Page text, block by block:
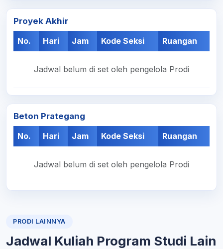
Proyek Akhir
No.
Hari Jam Kode Seksi Ruangan
Jadwal belum di set oleh pengelola Prodi
Beton Prategang
No.
Hari Jam Kode Seksi Ruangan
Jadwal belum di set oleh pengelola Prodi
PRODI LAINNYA
Jadwal Kuliah Program Studi Lain